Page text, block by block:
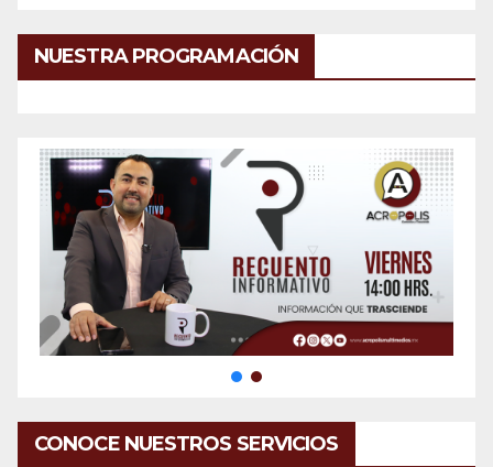
NUESTRA PROGRAMACIÓN
CONOCE NUESTROS SERVICIOS